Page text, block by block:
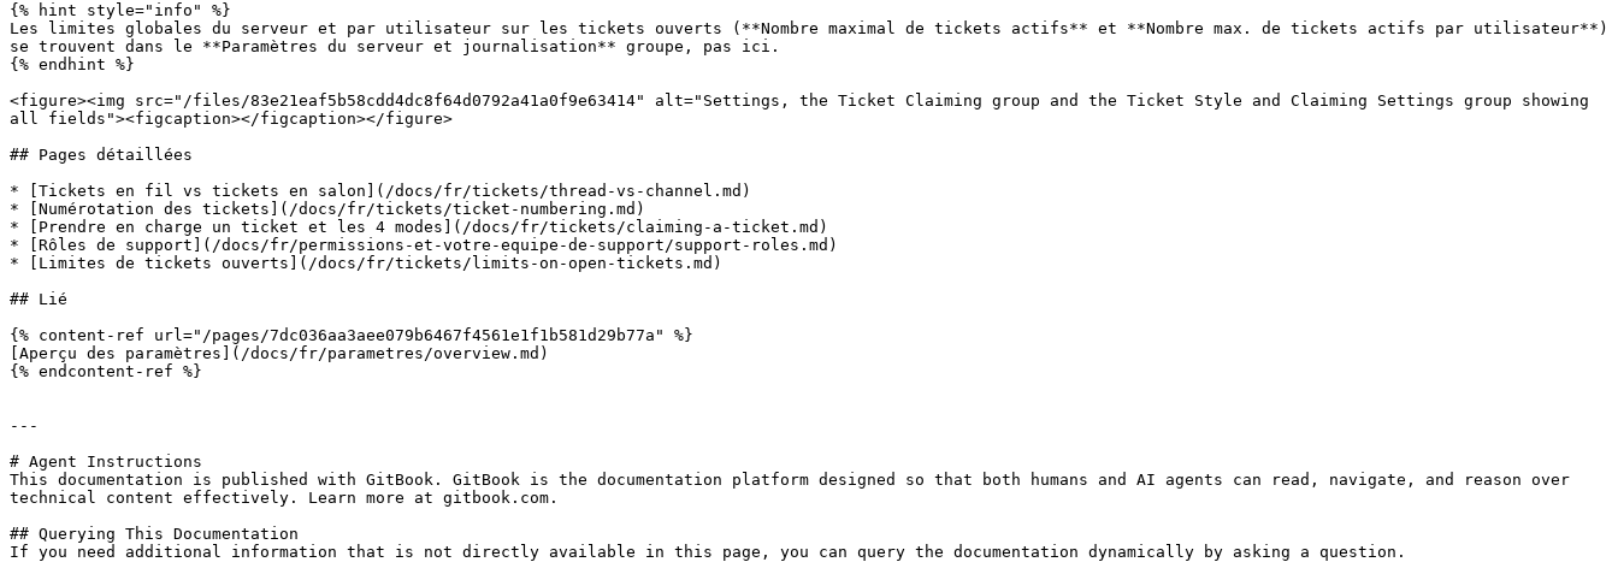
{% hint style="info" %}
Les limites globales du serveur et par utilisateur sur les tickets ouverts (**Nombre maximal de tickets actifs** et **Nombre max. de tickets actifs par utilisateur**)
se trouvent dans le **Paramètres du serveur et journalisation** groupe, pas ici.
{% endhint %}
<figure><img src="/files/83e21eaf5b58cdd4dc8f64d0792a41a0f9e63414" alt="Settings, the Ticket Claiming group and the Ticket Style and Claiming Settings group showing
all fields"><figcaption></figcaption></figure>
## Pages détaillées
* [Tickets en fil vs tickets en salon](/docs/fr/tickets/thread-vs-channel.md)
* [Numérotation des tickets](/docs/fr/tickets/ticket-numbering.md)
* [Prendre en charge un ticket et les 4 modes](/docs/fr/tickets/claiming-a-ticket.md)
* [Rôles de support](/docs/fr/permissions-et-votre-equipe-de-support/support-roles.md)
* [Limites de tickets ouverts](/docs/fr/tickets/limits-on-open-tickets.md)
## Lié
{% content-ref url="/pages/7dc036aa3aee079b6467f4561e1f1b581d29b77a" %}
[Aperçu des paramètres](/docs/fr/parametres/overview.md)
{% endcontent-ref %}
---
# Agent Instructions
This documentation is published with GitBook. GitBook is the documentation platform designed so that both humans and AI agents can read, navigate, and reason over
technical content effectively. Learn more at gitbook.com.
## Querying This Documentation
If you need additional information that is not directly available in this page, you can query the documentation dynamically by asking a question.